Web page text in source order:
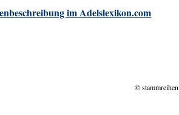
im Adelslexikon.com
©